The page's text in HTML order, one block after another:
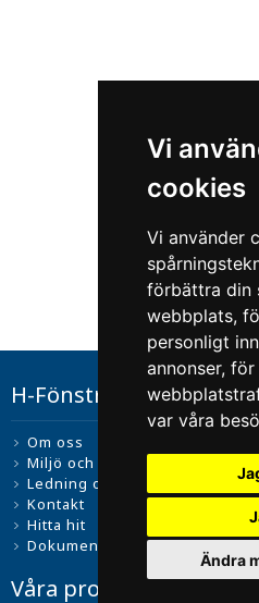
Vi
cookies
Vi använder
förbättra din
webbplats,
personligt
annonser,
var våra
Ändra
H-Fönstret i Lysekil
Om oss
Miljö och kvalitet
Ledning och ägarstruktur
Kontakt
Hitta hit
Dokument
Våra produkter